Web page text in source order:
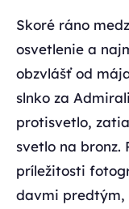
Skoré ráno
osvetlenie a
obzvlášť od
slnko za
protisvetlo,
svetlo na bronz.
príležitosti
davmi predtým,